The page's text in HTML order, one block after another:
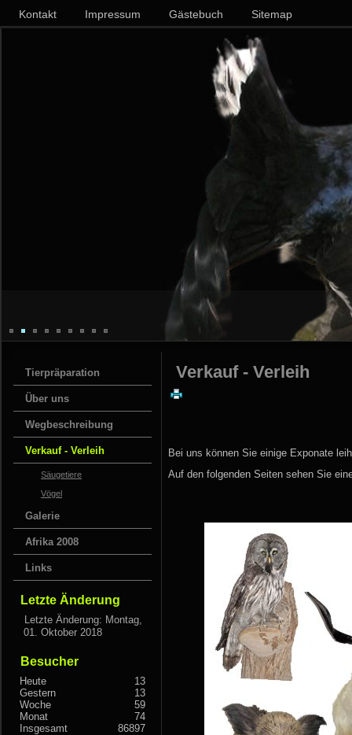
Kontakt Impressum Gästebuch Sitemap
Tierpräparation
Über uns
Wegbeschreibung
Verkauf - Verleih
Säugetiere
Vögel
Galerie
Afrika 2008
Links
Letzte Änderung
Letzte Änderung: Montag,
01. Oktober 2018
Besucher
Heute
13
Gestern
13
Woche
59
Monat
74
Insgesamt
86897
Verkauf - Verleih
Bei uns können Sie einige Exponate
Auf den folgenden Seiten sehen Sie